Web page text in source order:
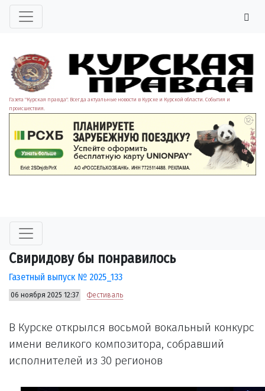
Газета "Курская правда". Всегда актуальные новости в Курске и Курской области. События и
происшествия.
Свиридову бы понравилось
Газетный выпуск № 2025_133
06 ноября 2025 12:37 Фестиваль
В Курске открылся восьмой вокальный конкурс
имени великого композитора, собравший
исполнителей из 30 регионов